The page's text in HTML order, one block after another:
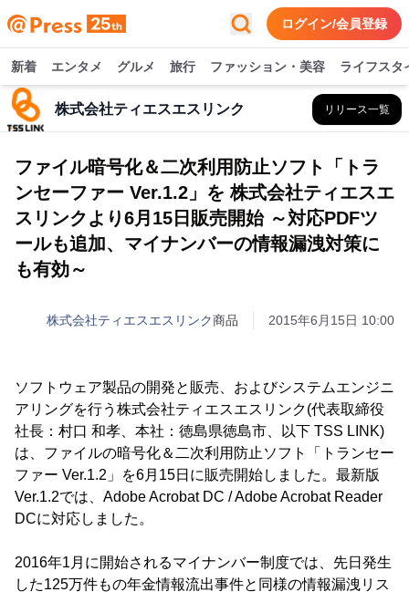
ログイン/会員登録
新着 エンタメ グルメ 旅行 ファッション・美容 ライフスタ
株式会社ティエスエスリンク リリース一覧
ファイル暗号化＆二次利用防止ソフト「トラ
ンセーファー Ver.1.2」を 株式会社ティエスエ
スリンクより6月15日販売開始 ～対応PDFツ
ールも追加、マイナンバーの情報漏洩対策に
も有効～
株式会社ティエスエスリンク商品 2015年6月15日 10:00
ソフトウェア製品の開発と販売、およびシステムエンジニ
アリングを行う株式会社ティエスエスリンク(代表取締役
社長：村口 和孝、本社：徳島県徳島市、以下 TSS LINK)
は、ファイルの暗号化＆二次利用防止ソフト「トランセー
ファー Ver.1.2」を6月15日に販売開始しました。最新版
Ver.1.2では、Adobe Acrobat DC / Adobe Acrobat Reader
DCに対応しました。
2016年1月に開始されるマイナンバー制度では、先日発生
した125万件もの年金情報流出事件と同様の情報漏洩リス